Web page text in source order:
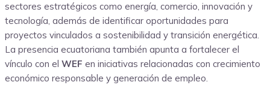
sectores estratégicos como energía, comercio, innovación y
tecnología, además de identificar oportunidades para
proyectos vinculados a sostenibilidad y transición energética.
La presencia ecuatoriana también apunta a fortalecer el
vínculo con el WEF en iniciativas relacionadas con crecimiento
económico responsable y generación de empleo.